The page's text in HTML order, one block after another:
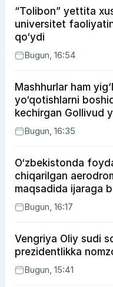
“Tolibon” yettita
universitet
qo‘ydi
Bugun, 16:54
Mashhurlar ham
yo‘qotishlarni
kechirgan Gollivud
Bugun, 16:35
O‘zbekistonda
chiqarilgan
maqsadida ijaraga
mumkin
Bugun, 16:17
Vengriya Oliy sudi
prezidentlikka
Bugun, 15:41